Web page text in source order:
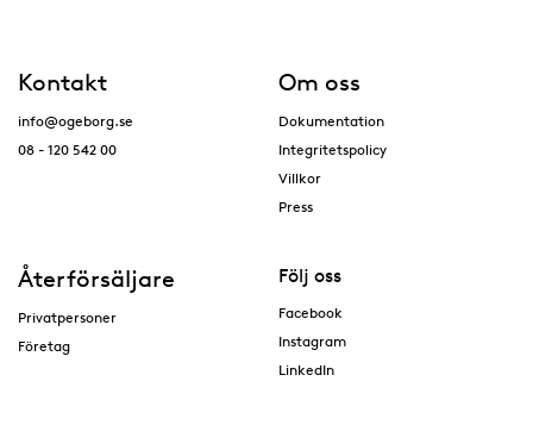
Kontakt
info@ogeborg.se
08 - 120 542 00
Om oss
Dokumentation
Integritetspolicy
Villkor
Press
Återförsäljare
Privatpersoner
Företag
Följ oss
Facebook
Instagram
LinkedIn